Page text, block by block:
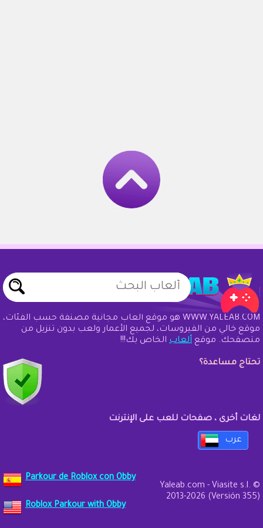
WWW.YALEAB.COM هو موقع ألعاب مجانية مصنفة حسب الفئات،
موقع خالي من الفيروسات، لجميع الأعمار ولعب بدون تنزيل من
متصفحك. موقع ألعاب الخاص بك!!!
تحتاج مساعدة؟
لغات أخرى ، صفحات للعب على الإنترنت
عرب
Parkour de Roblox con Obby
Roblox Parkour with Obby
Yaleab.com - Viasite s.l. ©
2013-2026 (Versión 355)